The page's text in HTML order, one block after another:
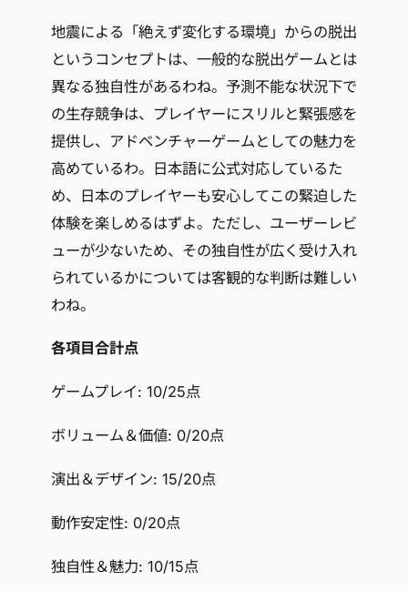
地震による「絶えず変化する環境」からの脱出
というコンセプトは、一般的な脱出ゲームとは
異なる独自性があるわね。予測不能な状況下で
の生存競争は、プレイヤーにスリルと緊張感を
提供し、アドベンチャーゲームとしての魅力を
高めているわ。日本語に公式対応しているた
め、日本のプレイヤーも安心してこの緊迫した
体験を楽しめるはずよ。ただし、ユーザーレビ
ューが少ないため、その独自性が広く受け入れ
られているかについては客観的な判断は難しい
わね。
各項目合計点
ゲームプレイ: 10/25点
ボリューム＆価値: 0/20点
演出＆デザイン: 15/20点
動作安定性: 0/20点
独自性＆魅力: 10/15点